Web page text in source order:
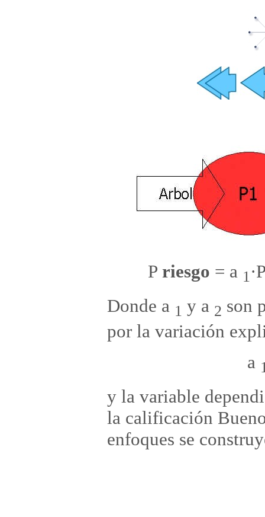
P riesgo = a 1
Donde a 1 y a 2 son
por la variación
a
y la variable
la calificación
enfoques se